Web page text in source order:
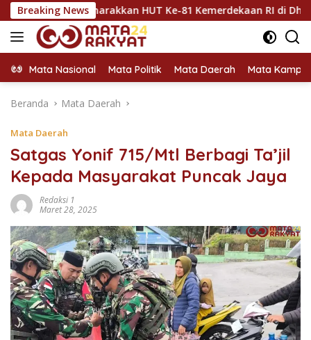
Langsung
ke
konten
Breaking News
Semarakkan HUT Ke-81 Kemerdekaan RI di Dharmasraya
Mata Nasional Mata Politik Mata Daerah Mata
Beranda Mata Daerah
Mata Daerah
Satgas Yonif 715/Mtl Berbagi Ta’jil
Kepada Masyarakat Puncak Jaya
Redaksi 1
Maret 28, 2025